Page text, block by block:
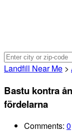
Landfill Near Me >
Bastu kontra
fördelarna
Comments: 0